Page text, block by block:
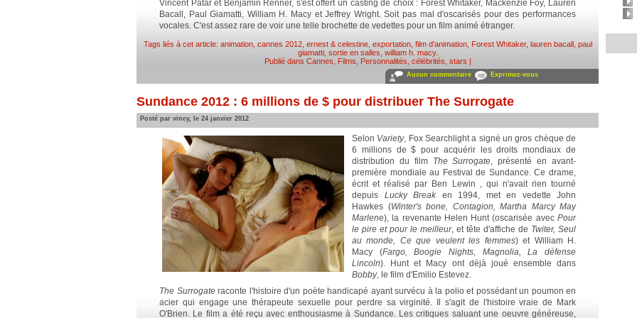
Vincent Patar et Benjamin Renner, s'est offert un casting de choix : Forest Whitaker, Mackenzie Foy, Lauren
Bacall, Paul Giamatti, William H. Macy et Jeffrey Wright. Soit pas mal d'oscarisés pour des performances
vocales. C'est assez rare de voir une telle brochette de vedettes pour un film animé étranger.
Tags liés à cet article: animation, cannes 2012, ernest & celestine, exportation, film d'animation, Forest Whitaker, lauren bacall, paul
giamatti, sortie en salles william h. macy.
Publié dans Cannes Films Personnalités, célébrités, stars |
Aucun commentaire Exprimez-vous
Sundance 2012 : 6 millions de $ pour distribuer The Surrogate
Posté par vincy, le 24 janvier 2012
Selon Variety, Fox Searchlight a signé un gros chèque de
6 millions de $ pour acquérir les droits mondiaux de
distribution du film The Surrogate, présenté en avant-
première mondiale au Festival de Sundance. Ce drame,
écrit et réalisé par Ben Lewin , qui n'avait rien tourné
depuis Lucky Break en 1994, met en vedette John
Hawkes (Winter's bone, Contagion, Martha Marcy May
Marlene), la revenante Helen Hunt (oscarisée avec Pour
le pire et pour le meilleur, et tête d'affiche de Twiter, Seul
au monde, Ce que veulent les femmes) et William H.
Macy (Fargo, Boogie Nights, Magnolia, La défense
Lincoln). Hunt et Macy ont déjà joué ensemble dans
Bobby, le film d'Emilio Estevez.
The Surrogateraconte l'histoire d'un poète handicapé ayant survécu à la polio et possédant un poumon en
acier qui engage une thérapeute sexuelle pour perdre sa virginité. Il s'agit de l'histoire vraie de Mark
O'Brien. Le film a été reçu avec enthousiasme à Sundance. Les critiques saluant une oeuvre généreuse,